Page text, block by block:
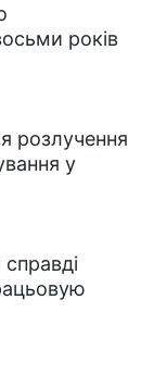
років
розлучення
у